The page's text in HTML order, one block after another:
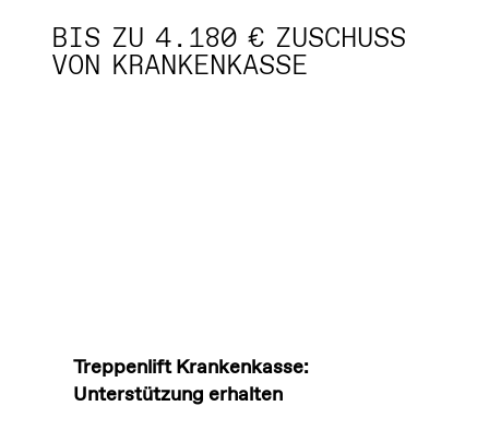
BIS ZU 4.180 € ZUSCHUSS
VON KRANKENKASSE
Treppenlift Krankenkasse:
Unterstützung erhalten